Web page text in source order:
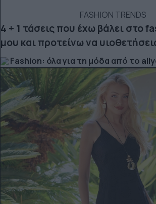
FASHION TRENDS
4 + 1 τάσεις που έχω βάλει στο
μου και προτείνω να
Fashion: όλα για τη μόδα από το